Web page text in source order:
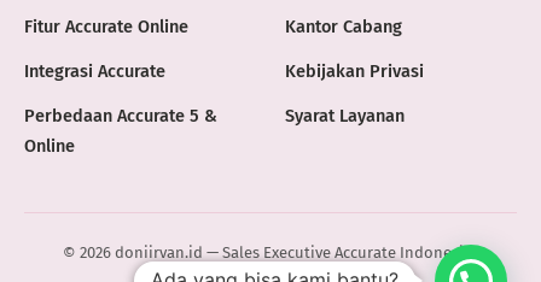
Fitur Accurate Online
Integrasi Accurate
Perbedaan Accurate 5 &
Online
Kantor Cabang
Kebijakan Privasi
Syarat Layanan
© 2026 doniirvan.id — Sales Executive Accurate Indonesia ·